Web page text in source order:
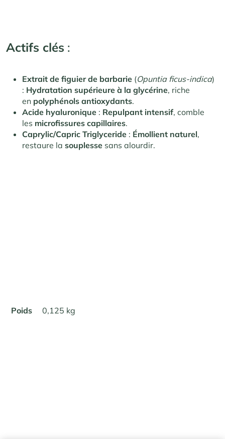
Actifs clés :
Extrait de figuier de barbarie (Opuntia ficus-indica)
: Hydratation supérieure à la glycérine, riche
en polyphénols antioxydants.
Acide hyaluronique : Repulpant intensif, comble
les microfissures capillaires.
Caprylic/Capric Triglyceride : Émollient naturel,
restaure la souplesse sans alourdir.
Poids 0,125 kg